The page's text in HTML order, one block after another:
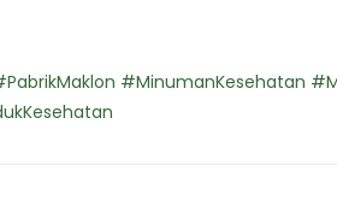
#MinumanKesehatan